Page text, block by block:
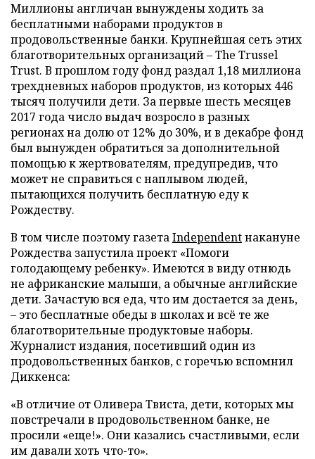
Миллионы англичан вынуждены ходить за
бесплатными наборами продуктов в
продовольственные банки. Крупнейшая сеть этих
благотворительных организаций – The Trussel
Trust. В прошлом году фонд раздал 1,18 миллиона
трехдневных наборов продуктов, из которых 446
тысяч получили дети. За первые шесть месяцев
2017 года число выдач возросло в разных
регионах на долю от 12% до 30%, и в декабре фонд
был вынужден обратиться за дополнительной
помощью к жертвователям, предупредив, что
может не справиться с наплывом людей,
пытающихся получить бесплатную еду к
Рождеству.
В том числе поэтому газетаIndependentнакануне
Рождества запустила проект «Помоги
голодающему ребенку». Имеются в виду отнюдь
не африканские малыши, а обычные английские
дети. Зачастую вся еда, что им достается за день,
– это бесплатные обеды в школах и всё те же
благотворительные продуктовые наборы.
Журналист издания, посетивший один из
продовольственных банков, с горечью вспомнил
Диккенса:
«В отличие от Оливера Твиста, дети, которых мы
повстречали в продовольственном банке, не
просили «еще!». Они казались счастливыми, если
им давали хоть что-то».